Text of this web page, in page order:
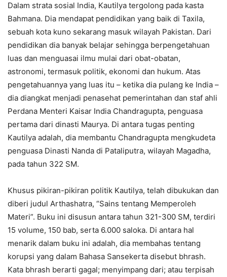
Dalam strata sosial India, Kautilya tergolong pada kasta
Bahmana. Dia mendapat pendidikan yang baik di Taxila,
sebuah kota kuno sekarang masuk wilayah Pakistan. Dari
pendidikan dia banyak belajar sehingga berpengetahuan
luas dan menguasai ilmu mulai dari obat-obatan,
astronomi, termasuk politik, ekonomi dan hukum. Atas
pengetahuannya yang luas itu – ketika dia pulang ke India –
dia diangkat menjadi penasehat pemerintahan dan staf ahli
Perdana Menteri Kaisar India Chandragupta, penguasa
pertama dari dinasti Maurya. Di antara tugas penting
Kautilya adalah, dia membantu Chandragupta mengkudeta
penguasa Dinasti Nanda di Pataliputra, wilayah Magadha,
pada tahun 322 SM.
Khusus pikiran-pikiran politik Kautilya, telah dibukukan dan
diberi judul Arthashatra, “Sains tentang Memperoleh
Materi”. Buku ini disusun antara tahun 321-300 SM, terdiri
15 volume, 150 bab, serta 6.000 saloka. Di antara hal
menarik dalam buku ini adalah, dia membahas tentang
korupsi yang dalam Bahasa Sansekerta disebut bhrash.
Kata bhrash berarti gagal; menyimpang dari; atau terpisah